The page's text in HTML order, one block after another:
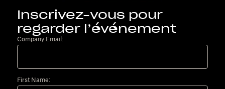
Inscrivez-vous pour
regarder l’événement
Company Email:
First Name: